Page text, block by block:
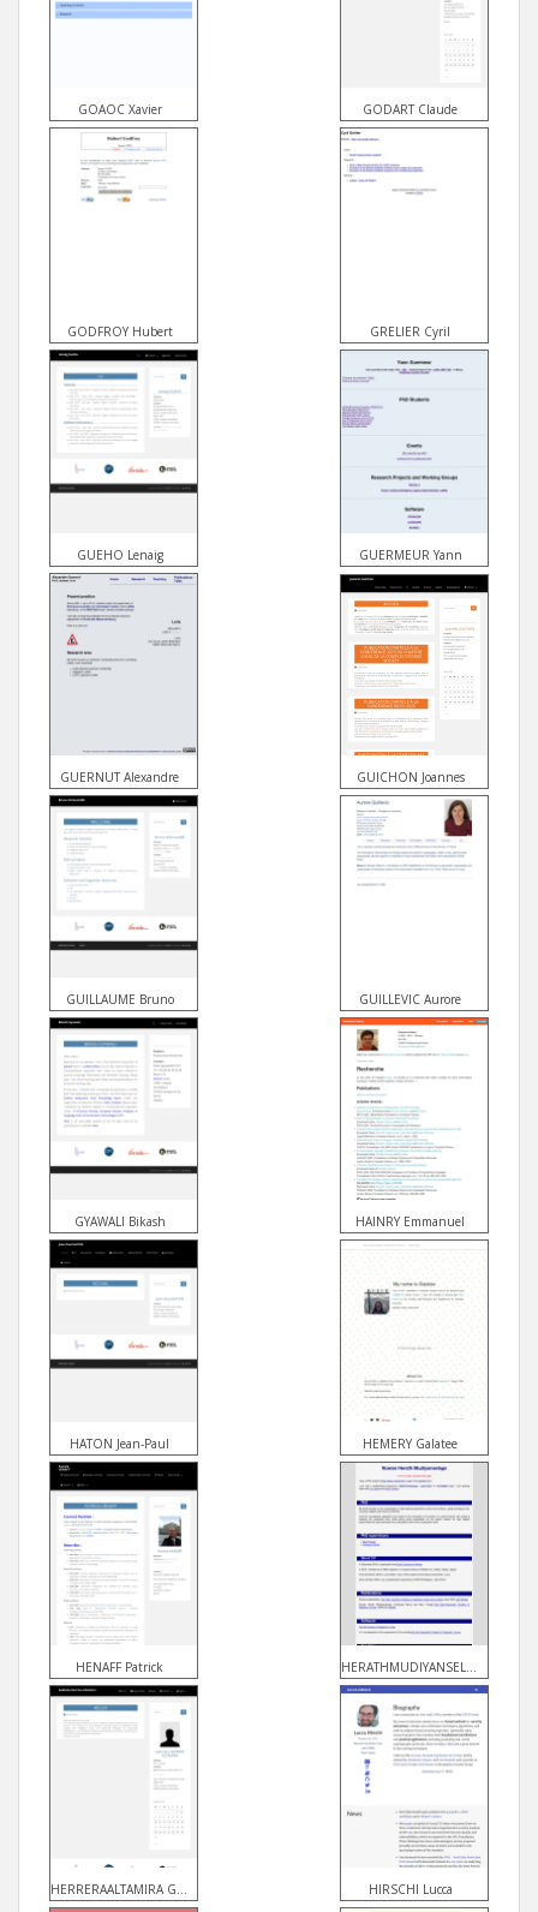
GOAOC Xavier GODART Claude
GODFROY Hubert GRELIER Cyril
GUEHO Lenaig GUERMEUR Yann
GUERNUT Alexandre GUICHON Joannes
GUILLAUME Bruno GUILLEVIC Aurore
GYAWALI Bikash HAINRY Emmanuel
HATON Jean-Paul HEMERY Galatee
HENAFF Patrick
HERRERAALTAMIRA Gabriela HIRSCHI Lucca